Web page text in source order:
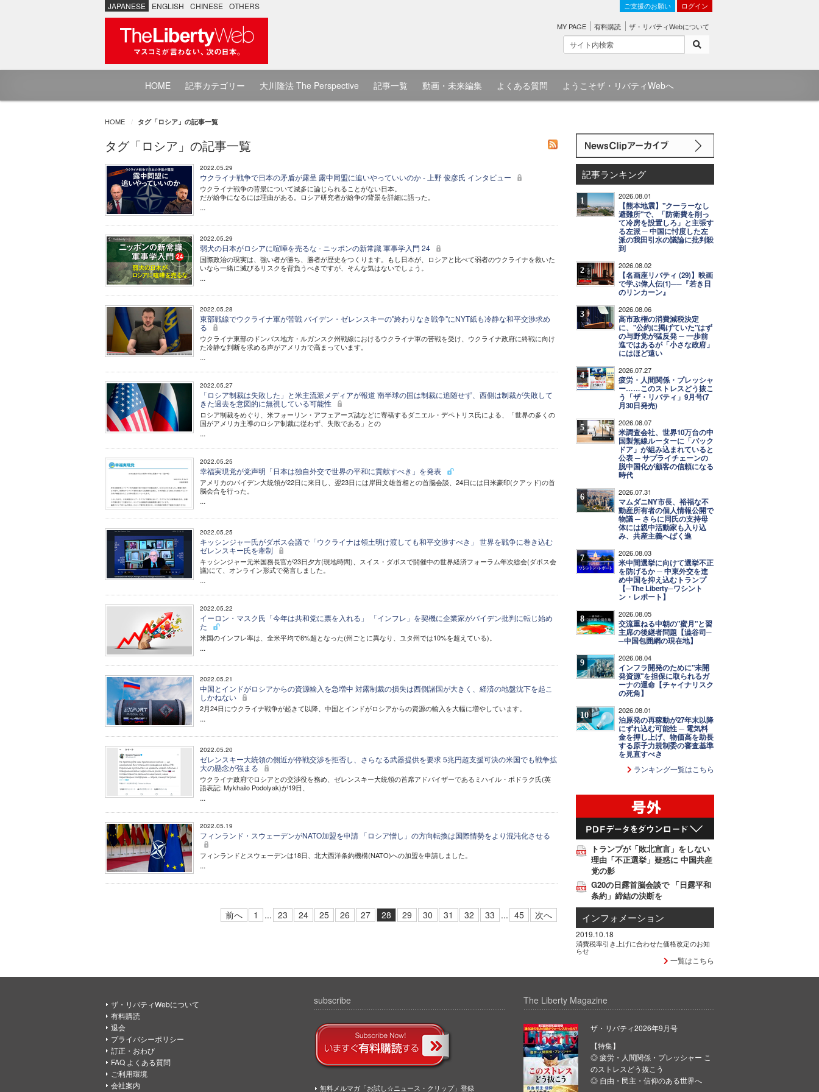
JAPANESE ENGLISH CHINESE OTHERS ご支援のお願い ログイン
MY PAGE 有料購読 ザ・リバティWebについて
HOME 記事カテゴリー 大川隆法 The Perspective 記事一覧 動画・未来編集 よくある質問 ようこそザ・リバティWebへ
HOME タグ「ロシア」の記事一覧
タグ「ロシア」の記事一覧
2022.05.29
ウクライナ戦争で日本の矛盾が露呈 露中同盟に追いやっていいのか - 上野 俊彦氏 インタビュー
ウクライナ戦争の背景について滅多に論じられることがない日本。
だが紛争になるには理由がある。ロシア研究者が紛争の背景を詳細に語った。
...
2022.05.29
弱犬の日本がロシアに喧嘩を売るな - ニッポンの新常識 軍事学入門 24
国際政治の現実は、強い者が勝ち、勝者が歴史をつくります。もし日本が、ロシアと比べて弱者のウクライナを救いた
いなら一緒に滅びるリスクを背負うべきですが、そんな気はないでしょう。
...
2022.05.28
東部戦線でウクライナ軍が苦戦 バイデン・ゼレンスキーの"終わりなき戦争"にNYT紙も冷静な和平交渉求め
る
ウクライナ東部のドンバス地方・ルガンスク州戦線におけるウクライナ軍の苦戦を受け、ウクライナ政府に終戦に向け
た冷静な判断を求める声がアメリカで高まっています。
...
2022.05.27
「ロシア制裁は失敗した」と米主流派メディアが報道 南半球の国は制裁に追随せず、西側は制裁が失敗して
きた過去を意図的に無視している可能性
ロシア制裁をめぐり、米フォーリン・アフェアーズ誌などに寄稿するダニエル・デペトリス氏による、「世界の多くの
国がアメリカ主導のロシア制裁に従わず、失敗である」との
...
2022.05.25
幸福実現党が党声明「日本は独自外交で世界の平和に貢献すべき」を発表
アメリカのバイデン大統領が22日に来日し、翌23日には岸田文雄首相との首脳会談、24日には日米豪印(クアッド)の首
脳会合を行った。
...
2022.05.25
キッシンジャー氏がダボス会議で「ウクライナは領土明け渡しても和平交渉すべき」 世界を戦争に巻き込む
ゼレンスキー氏を牽制
キッシンジャー元米国務長官が23日夕方(現地時間)、スイス・ダボスで開催中の世界経済フォーラム年次総会(ダボス会
議)にて、オンライン形式で発言しました。
...
2022.05.22
イーロン・マスク氏「今年は共和党に票を入れる」 「インフレ」を契機に企業家がバイデン批判に転じ始め
た
米国のインフレ率は、全米平均で8%超となった(州ごとに異なり、ユタ州では10%を超えている)。
...
2022.05.21
中国とインドがロシアからの資源輸入を急増中 対露制裁の損失は西側諸国が大きく、経済の地盤沈下を起こ
しかねない
2月24日にウクライナ戦争が起きて以降、中国とインドがロシアからの資源の輸入を大幅に増やしています。
...
2022.05.20
ゼレンスキー大統領の側近が停戦交渉を拒否し、さらなる武器提供を要求 5兆円超支援可決の米国でも戦争拡
大の懸念が強まる
ウクライナ政府でロシアとの交渉役を務め、ゼレンスキー大統領の首席アドバイザーであるミハイル・ポドラク氏(英
語表記: Mykhailo Podolyak)が19日、
...
2022.05.19
フィンランド・スウェーデンがNATO加盟を申請 「ロシア憎し」の方向転換は国際情勢をより混沌化させる
フィンランドとスウェーデンは18日、北大西洋条約機構(NATO)への加盟を申請しました。
...
前へ 1 ... 23 24 25 26 27 28 29 30 31 32 33 ... 45 次へ
記事ランキング
1 2026.08.01
【熊本地震】"クーラーなし
避難所"で、「防衛費を削っ
て冷房を設置しろ」と主張す
る左派 ─ 中国に忖度した左
派の我田引水の議論に批判殺
到
2 2026.08.02
【名画座リバティ (29)】映画
で学ぶ偉人伝(1)──『若き日
のリンカーン』
3 2026.08.06
高市政権の消費減税決定
に、"公約に掲げていた"はず
の与野党が猛反発 ─ 一歩前
進ではあるが「小さな政府」
にはほど遠い
4 2026.07.27
疲労・人間関係・プレッシャ
ー……このストレスどう抜こ
う「ザ・リバティ」9月号(7
月30日発売)
5 2026.08.07
米調査会社、世界10万台の中
国製無線ルーターに「バック
ドア」が組み込まれていると
公表 ─ サプライチェーンの
脱中国化が顧客の信頼になる
時代
6 2026.07.31
マムダニNY市長、裕福な不
動産所有者の個人情報公開で
物議 ─ さらに同氏の支持母
体には親中活動家も入り込
み、共産主義へばく進
7 2026.08.03
米中間選挙に向けて選挙不正
を防げるか ─ 中東外交を進
め中国を抑え込むトランプ
【─The Liberty─ワシント
ン・レポート】
8 2026.08.05
交流重ねる中朝の"蜜月"と習
主席の後継者問題【澁谷司─
─中国包囲網の現在地】
9 2026.08.04
インフラ開発のために"未開
発資源"を担保に取られるガ
ーナの運命【チャイナリスク
の死角】
10 2026.08.01
泊原発の再稼動が27年末以降
にずれ込む可能性 ─ 電気料
金を押し上げ、物価高を助長
する原子力規制委の審査基準
を見直すべき
ランキング一覧はこちら
トランプが「敗北宣言」をしない
理由「不正選挙」疑惑に 中国共産
党の影
G20の日露首脳会談で 「日露平和
条約」締結の決断を
インフォメーション
2019.10.18
消費税率引き上げに合わせた価格改定のお知
らせ
一覧はこちら
ザ・リバティWebについて
有料購読
退会
プライバシーポリシー
訂正・おわび
FAQ よくある質問
ご利用環境
会社案内
subscribe
無料メルマガ「お試し☆ニュース・クリップ」登録
The Liberty Magazine
ザ・リバティ2026年9月号
【特集】
◎ 疲労・人間関係・プレッシャー こ
のストレスどう抜こう
◎ 自由・民主・信仰のある世界へ